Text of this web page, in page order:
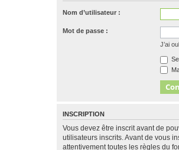
Nom d’utilisateur :
Mot de passe :
J’ai
INSCRIPTION
Vous devez être inscrit avant de
utilisateurs inscrits. Avant de vous
attentivement toutes les règles du